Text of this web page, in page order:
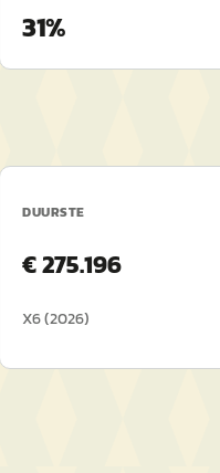
31%
DUURSTE
€275.196
X6(2026)